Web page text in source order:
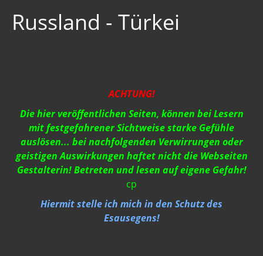
Mark Passio
Neues Bewußtsein
Der globale Prädiktor
Rom und Jerusalem
Russland - Türkei
ACHTUNG!
Die hier veröffentlichen Seiten, können bei Lesern
mit festgefahrener Sichtweise starke Gefühle
auslösen... bei nachfolgenden Verwirrungen oder
geistigen Auswirkungen haftet nicht die Webseiten
Gestalterin! Betreten und lesen auf eigene Gefahr!
cp
Hiermit stelle ich mich in den Schutz des
Esausegens!